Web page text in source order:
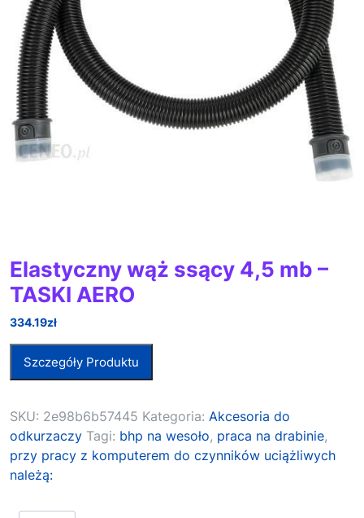
Elastyczny wąż ssący 4,5 mb –
TASKI AERO
334.19zł
Szczegóły Produktu
SKU: 2e98b6b57445 Kategoria: Akcesoria do
odkurzaczy Tagi: bhp na wesoło, praca na drabinie,
przy pracy z komputerem do czynników uciążliwych
należą: